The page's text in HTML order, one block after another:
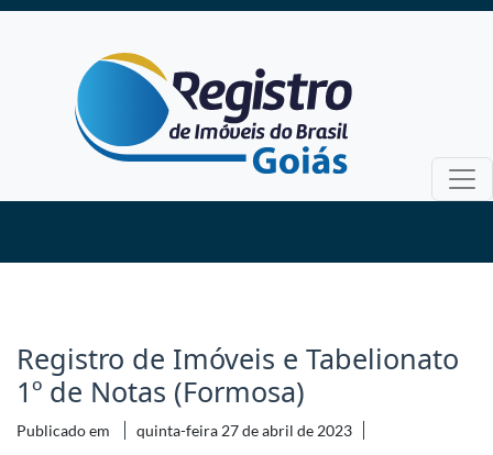
Registro de Imóveis e Tabelionato
1º de Notas (Formosa)
Publicado em quinta-feira 27 de abril de 2023